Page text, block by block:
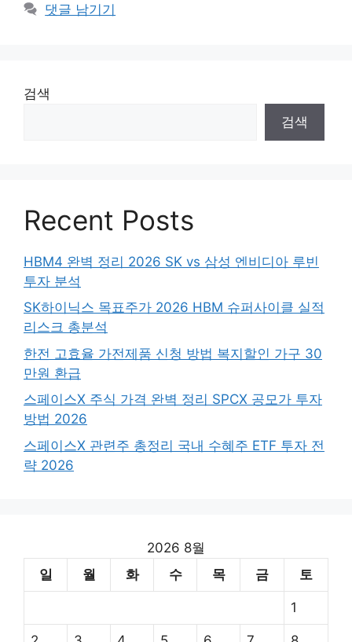
댓글 남기기
검색
검색
Recent Posts
HBM4 완벽 정리 2026 SK vs 삼성 엔비디아 루빈
투자 분석
SK하이닉스 목표주가 2026 HBM 슈퍼사이클 실적
리스크 총분석
한전 고효율 가전제품 신청 방법 복지할인 가구 30
만원 환급
스페이스X 주식 가격 완벽 정리 SPCX 공모가 투자
방법 2026
스페이스X 관련주 총정리 국내 수혜주 ETF 투자 전
략 2026
2026 8월
일
월 화 수 목 금 토
1